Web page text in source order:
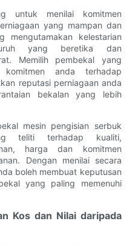
untuk menilai komitmen
yang mampan dan
mengutamakan kelestarian
yang beretika dan
Memilih pembekal yang
anda terhadap
reputasi perniagaan anda
bekalan yang lebih
mesin pengisian serbuk
teliti terhadap kualiti,
harga dan komitmen
Dengan menilai secara
boleh membuat keputusan
yang paling memenuhi
Kos dan Nilai daripada